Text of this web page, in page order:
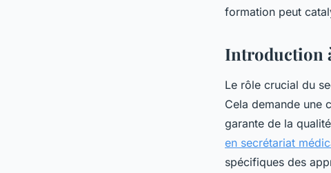
formation peut
Introduction
Le rôle crucial du
Cela demande une
garante de la
en secrétariat
spécifiques des